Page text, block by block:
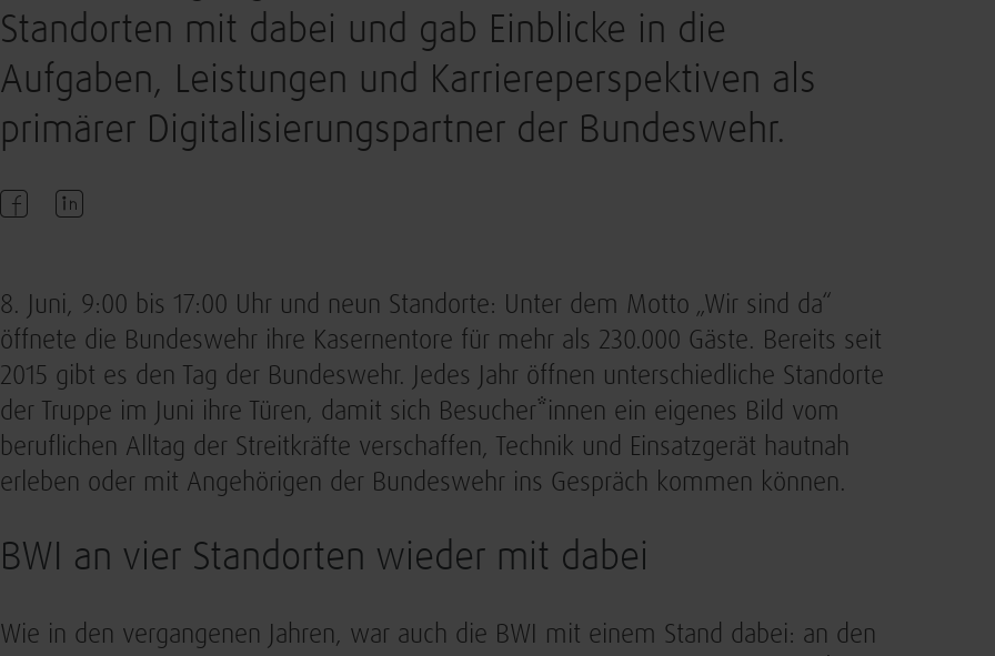
Standorten mit dabei und gab Einblicke in die
Aufgaben, Leistungen und Karriereperspektiven als
primärer Digitalisierungspartner der Bundeswehr.
8. Juni, 9:00 bis 17:00 Uhr und neun Standorte: Unter dem Motto „Wir sind da“
öffnete die Bundeswehr ihre Kasernentore für mehr als 230.000 Gäste. Bereits seit
2015 gibt es den Tag der Bundeswehr. Jedes Jahr öffnen unterschiedliche Standorte
der Truppe im Juni ihre Türen, damit sich Besucher*innen ein eigenes Bild vom
beruflichen Alltag der Streitkräfte verschaffen, Technik und Einsatzgerät hautnah
erleben oder mit Angehörigen der Bundeswehr ins Gespräch kommen können.
BWI an vier Standorten wieder mit dabei
Wie in den vergangenen Jahren, war auch die BWI mit einem Stand dabei: an den